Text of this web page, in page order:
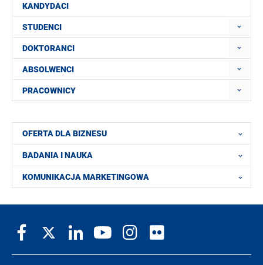
KANDYDACI
STUDENCI
DOKTORANCI
ABSOLWENCI
PRACOWNICY
OFERTA DLA BIZNESU
BADANIA I NAUKA
KOMUNIKACJA MARKETINGOWA